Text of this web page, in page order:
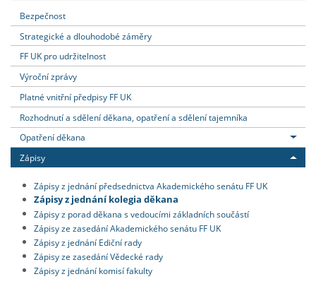
Bezpečnost
Strategické a dlouhodobé záměry
FF UK pro udržitelnost
Výroční zprávy
Platné vnitřní předpisy FF UK
Rozhodnutí a sdělení děkana, opatření a sdělení tajemníka
Opatření děkana
Zápisy
Zápisy z jednání předsednictva Akademického senátu FF UK
Zápisy z jednání kolegia děkana
Zápisy z porad děkana s vedoucími základních součástí
Zápisy ze zasedání Akademického senátu FF UK
Zápisy z jednání Ediční rady
Zápisy ze zasedání Vědecké rady
Zápisy z jednání komisí fakulty